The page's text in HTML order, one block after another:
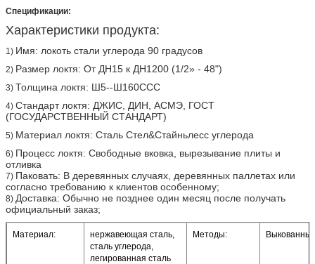
Спецификации:
Характеристики продукта:
1) Имя: локоть стали углерода 90 градусов
2) Размер локтя: От ДН15 к ДН1200 (1/2» - 48")
3) Толщина локтя: Ш5--Ш160ССС
4) Стандарт локтя: ДЖИС, ДИН, АСМЭ, ГОСТ
(ГОСУДАРСТВЕННЫЙ СТАНДАРТ)
5) Материал локтя: Сталь Стел&Стайньлесс углерода
6) Процесс локтя: Свободные вковка, вырезывание плиты и
отливка
7) Паковать: В деревянных случаях, деревянных паллетах или
согласно требованию к клиентов особенному;
8) Доставка: Обычно не позднее один месяц после получать
официальный заказ;
Материал:
нержавеющая сталь,
сталь углерода,
легированная сталь
Методы: